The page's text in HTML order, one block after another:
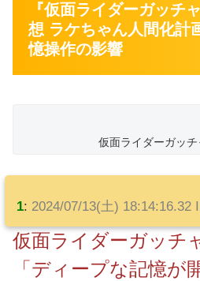
『仮面ライダーガッチ
想 ラケちゃん人間化計
憶操作の影響
仮面ライダーガッチ
1: 2024/07/13(土) 18:14:16.32
仮面ライダーガッチ
「ディープな記憶が